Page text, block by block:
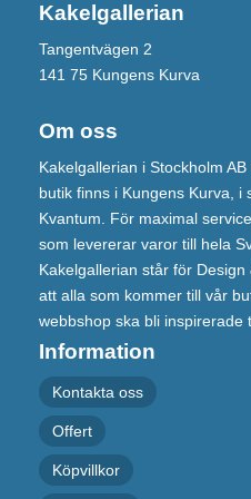
Kakelgallerian
Tangentvägen 2
141 75 Kungens Kurva
Om oss
Kakelgallerian i Stockholm
butik finns i Kungens Kurva, i
Kvantum. För maximal
som levererar varor till hela
Kakelgallerian står för
att alla som kommer till vår
webbshop ska bli inspirerade
Information
Kontakta oss
Offert
Köpvillkor